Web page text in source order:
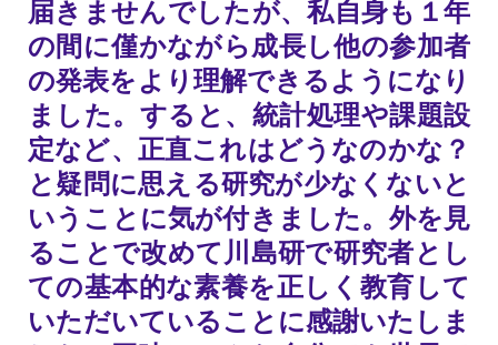
届きませんでしたが、私自身も１年
の間に僅かながら成長し他の参加者
の発表をより理解できるようになり
ました。すると、統計処理や課題設
定など、正直これはどうなのかな？
と疑問に思える研究が少なくないと
いうことに気が付きました。外を見
ることで改めて川島研で研究者とし
ての基本的な素養を正しく教育して
いただいていることに感謝いたしま